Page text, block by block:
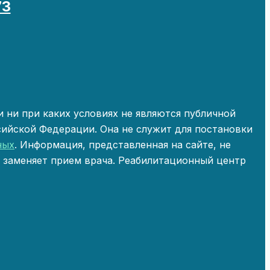
при каких условиях не являются публичной
Федерации. Она не служит для постановки
. Информация, представленная на сайте, не
прием врача. Реабилитационный центр